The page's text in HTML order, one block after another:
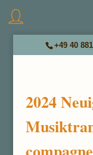
+49 40
2024